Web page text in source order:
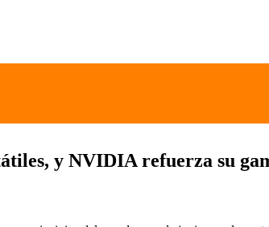
y NVIDIA refuerza su